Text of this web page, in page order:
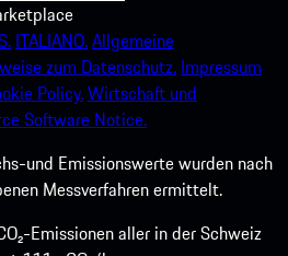
ITALIANO.Allgemeine
zum Datenschutz. Impressum
Policy.Wirtschaft und
Software Notice.
und Emissionswerte wurden nach
Messverfahren ermittelt.
Emissionen aller in der Schweiz